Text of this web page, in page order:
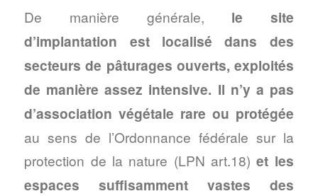
De manière générale, le site
d’implantation est localisé dans des
secteurs de pâturages ouverts, exploités
de manière assez intensive. Il n’y a pas
d’association végétale rare ou protégée
au sens de l’Ordonnance fédérale sur la
protection de la nature (LPN art.18)et les
espaces suffisamment vastes des